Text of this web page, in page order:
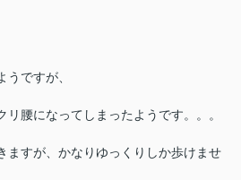
ですが、
腰になってしまったようです。。。
ますが、かなりゆっくりしか歩けませ